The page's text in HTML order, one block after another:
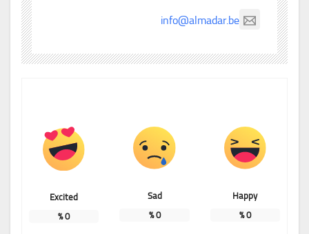
info@almadar.be
Happy
0
%
Sad
0
%
Excited
0
%